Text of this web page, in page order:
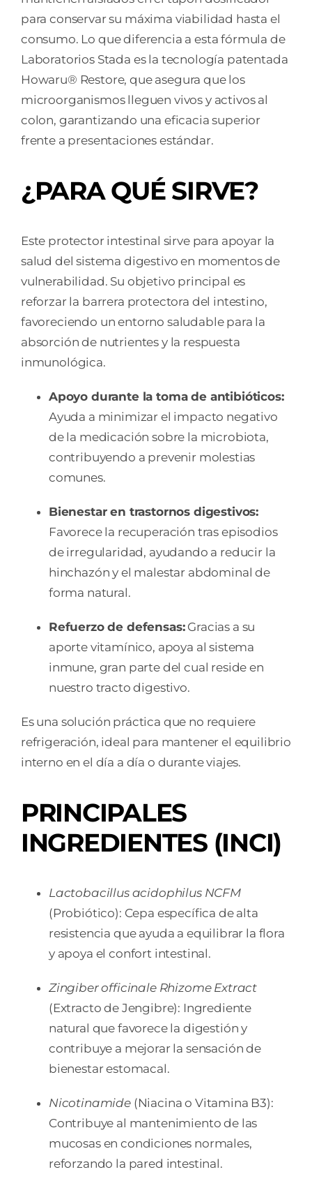
para conservar su máxima viabilidad hasta el
consumo. Lo que diferencia a esta fórmula de
Laboratorios Stada es la tecnología patentada
Howaru® Restore, que asegura que los
microorganismos lleguen vivos y activos al
colon, garantizando una eficacia superior
frente a presentaciones estándar.
¿PARA QUÉ SIRVE?
Este protector intestinal sirve para apoyar la
salud del sistema digestivo en momentos de
vulnerabilidad. Su objetivo principal es
reforzar la barrera protectora del intestino,
favoreciendo un entorno saludable para la
absorción de nutrientes y la respuesta
inmunológica.
Apoyo durante la toma de antibióticos:
Ayuda a minimizar el impacto negativo
de la medicación sobre la microbiota,
contribuyendo a prevenir molestias
comunes.
Bienestar en trastornos digestivos:
Favorece la recuperación tras episodios
de irregularidad, ayudando a reducir la
hinchazón y el malestar abdominal de
forma natural.
Refuerzo de defensas:Gracias a su
aporte vitamínico, apoya al sistema
inmune, gran parte del cual reside en
nuestro tracto digestivo.
Es una solución práctica que no requiere
refrigeración, ideal para mantener el equilibrio
interno en el día a día o durante viajes.
PRINCIPALES
INGREDIENTES (INCI)
Lactobacillus acidophilus NCFM
(Probiótico): Cepa específica de alta
resistencia que ayuda a equilibrar la flora
y apoya el confort intestinal.
Zingiber officinale Rhizome Extract
(Extracto de Jengibre): Ingrediente
natural que favorece la digestión y
contribuye a mejorar la sensación de
bienestar estomacal.
Nicotinamide(Niacina o Vitamina B3):
Contribuye al mantenimiento de las
mucosas en condiciones normales,
reforzando la pared intestinal.